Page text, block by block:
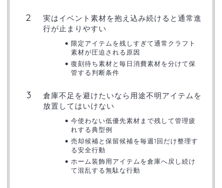
実はイベント素材を抱え込み続けると通常進
行が止まりやすい
限定アイテムを残しすぎて通常クラフト
素材が圧迫される原因
復刻待ち素材と毎日消費素材を分けて保
管する判断条件
倉庫不足を避けたいなら用途不明アイテムを
放置してはいけない
今使わない低優先素材まで残して管理疲
れする典型例
売却候補と保留候補を毎週1回だけ整理す
る安全行動
ホーム装飾用アイテムを倉庫へ戻し続け
て混乱する無駄な行動